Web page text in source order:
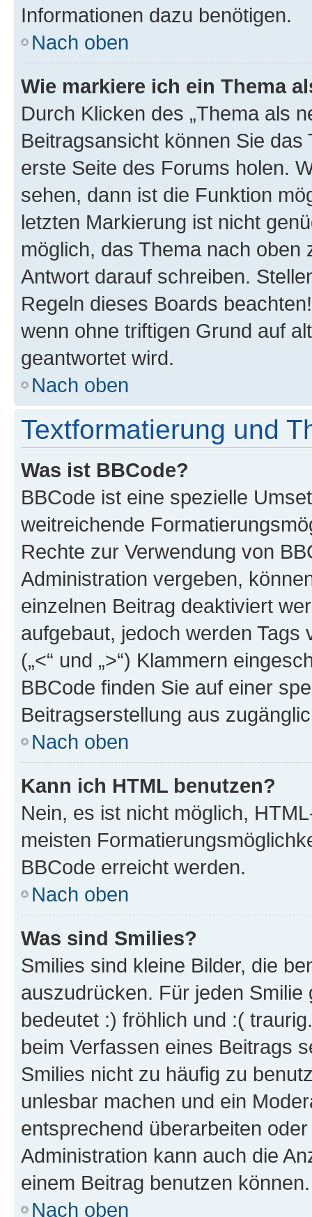
Informationen dazu benötigen.
Nach oben
Wie markiere ich ein Thema
Durch Klicken des „Thema als
Beitragsansicht können Sie
erste Seite des Forums holen.
sehen, dann ist die Funktion
letzten Markierung ist nicht
möglich, das Thema nach oben
Antwort darauf schreiben.
Regeln dieses Boards
wenn ohne triftigen Grund auf
geantwortet wird.
Nach oben
Textformatierung und
Was ist BBCode?
BBCode ist eine spezielle
weitreichende
Rechte zur Verwendung von
Administration vergeben,
einzelnen Beitrag deaktiviert
aufgebaut, jedoch werden Tags
(„<“ und „>“) Klammern
BBCode finden Sie auf einer
Beitragserstellung aus
Nach oben
Kann ich HTML benutzen?
Nein, es ist nicht möglich,
meisten
BBCode erreicht werden.
Nach oben
Was sind Smilies?
Smilies sind kleine Bilder, die
auszudrücken. Für jeden
bedeutet :) fröhlich und :(
beim Verfassen eines Beitrags
Smilies nicht zu häufig zu
unlesbar machen und ein
entsprechend überarbeiten
Administration kann auch die
einem Beitrag benutzen können.
Nach oben